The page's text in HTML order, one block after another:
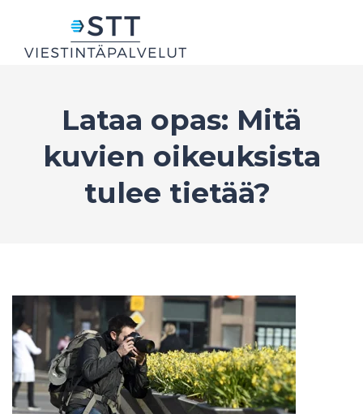
Lataa opas: Mitä
kuvien oikeuksista
tulee tietää?